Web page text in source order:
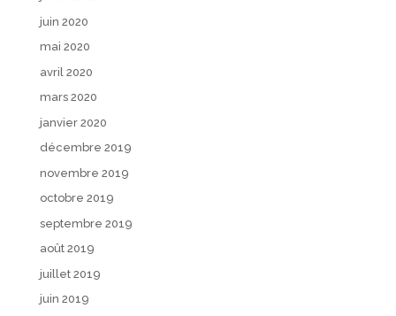
juin 2020
mai 2020
avril 2020
mars 2020
janvier 2020
décembre 2019
novembre 2019
octobre 2019
septembre 2019
août 2019
juillet 2019
juin 2019